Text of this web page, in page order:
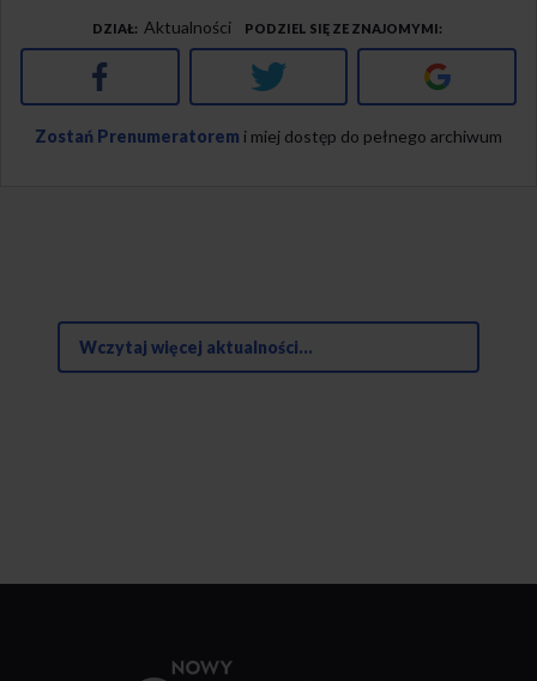
DZIAŁ Aktualności PODZIEL SIĘ ZE ZNAJOMYMI
Facebook Twitter Google+
Zostań Prenumeratorem i miej dostęp do pełnego archiwum
Wczytaj więcej aktualności...